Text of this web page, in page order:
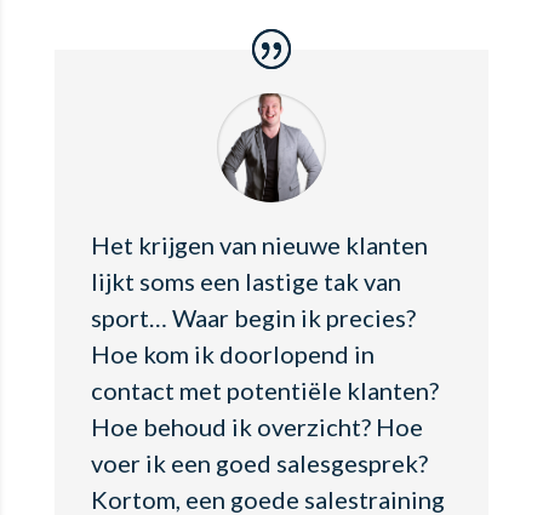
Het krijgen van nieuwe klanten
lijkt soms een lastige tak van
sport… Waar begin ik precies?
Hoe kom ik doorlopend in
contact met potentiële klanten?
Hoe behoud ik overzicht? Hoe
voer ik een goed salesgesprek?
Kortom, een goede salestraining